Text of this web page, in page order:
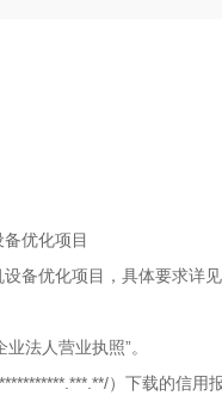
优化项目
备优化项目，具体要求详见
法人营业执照”。
）下载的信用